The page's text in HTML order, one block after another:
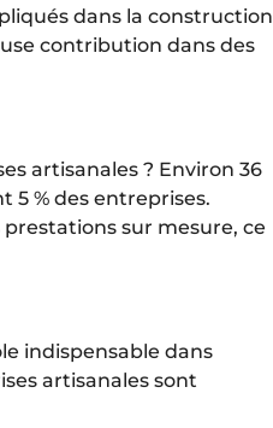
dans la construction
contribution dans des
artisanales ? Environ 36
% des entreprises.
sur mesure, ce
indispensable dans
artisanales sont